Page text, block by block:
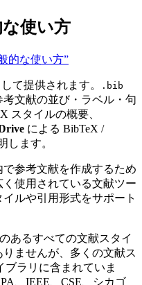
使い方
的な使い方”
て提供されます。 .bib
文献の並び・ラベル・句
スタイルの概要、
による BibTeX /
します。
参考文献を作成するため
使用されている文献ツー
ルや引用形式をサポート
あるすべての文献スタイ
ませんが、多くの文献ス
ブラリに含まれていま
、IEEE、CSE、シカゴ